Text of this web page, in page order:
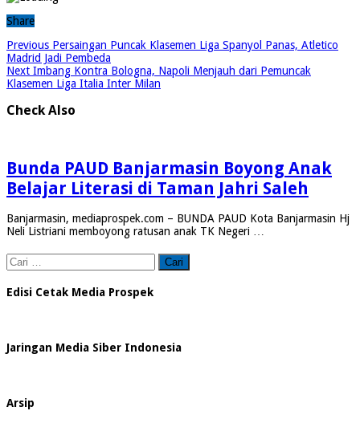
Share
Previous Persaingan Puncak Klasemen Liga Spanyol Panas, Atletico
Madrid Jadi Pembeda
Next Imbang Kontra Bologna, Napoli Menjauh dari Pemuncak
Klasemen Liga Italia Inter Milan
Check Also
Bunda PAUD Banjarmasin Boyong Anak
Belajar Literasi di Taman Jahri Saleh
Banjarmasin, mediaprospek.com – BUNDA PAUD Kota Banjarmasin Hj
Neli Listriani memboyong ratusan anak TK Negeri …
Cari
untuk:
Edisi Cetak Media Prospek
Jaringan Media Siber Indonesia
Arsip